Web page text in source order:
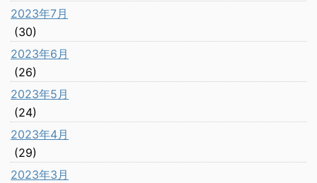
2023年7月
(30)
2023年6月
(26)
2023年5月
(24)
2023年4月
(29)
2023年3月